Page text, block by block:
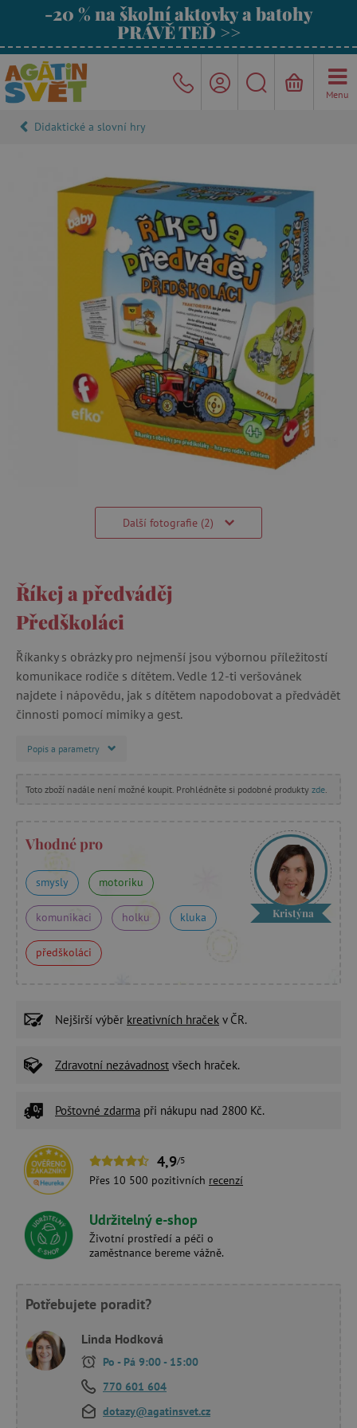
-20 % na školní aktovky a batohy
PRÁVĚ TEĎ >>
Menu
Didaktické a slovní hry
Další fotografie (2)
Říkej a předváděj
Předškoláci
Říkanky s obrázky pro nejmenší jsou výbornou příležitostí
komunikace rodiče s dítětem. Vedle 12-ti veršovánek
najdete i nápovědu, jak s dítětem napodobovat a předvádět
činnosti pomocí mimiky a gest.
Popis a parametry
Toto zboží nadále není možné koupit. Prohlédněte si podobné produkty zde
Vhodné pro
smysly motoriku
komunikaci holku kluka
předškoláci
Kristýna
Nejširší výběr kreativních hraček v ČR.
Zdravotní nezávadnost všech hraček.
Poštovné zdarma při nákupu nad 2800 Kč.
4,9/5
Přes 10 500 pozitivních recenzí
Udržitelný e-shop
Životní prostředí a péči o
zaměstnance bereme vážně.
Potřebujete poradit?
Linda Hodková
Po - Pá 9:00 - 15:00
770 601 604
dotazy@agatinsvet.cz